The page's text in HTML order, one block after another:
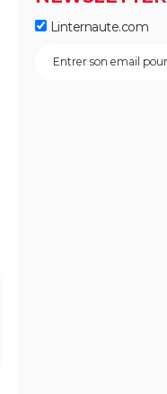
Linternaute.com